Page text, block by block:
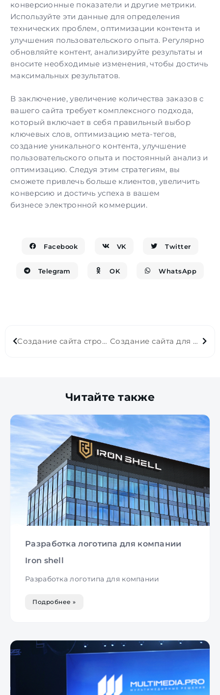
конверсионные показатели и другие метрики.
Используйте эти данные для определения
технических проблем, оптимизации контента и
улучшения пользовательского опыта. Регулярно
обновляйте контент, анализируйте результаты и
вносите необходимые изменения, чтобы достичь
максимальных результатов.
В заключение, увеличение количества заказов с
вашего сайта требует комплексного подхода,
который включает в себя правильный выбор
ключевых слов, оптимизациюмета-тегов,
создание уникального контента, улучшение
пользовательского опыта и постоянный анализ и
оптимизацию. Следуя этим стратегиям, вы
сможете привлечь больше клиентов, увеличить
конверсию и достичь успеха в вашем
бизнесеэлектронной коммерции.
Facebook VK Twitter
Telegram OK WhatsApp
Создание сайта строительной компании Eurasia Torg Создание сайта для ЖК Меркур Град
Читайте также
Разработка логотипа для компании
Iron shell
Разработка логотипа для компании
Подробнее »